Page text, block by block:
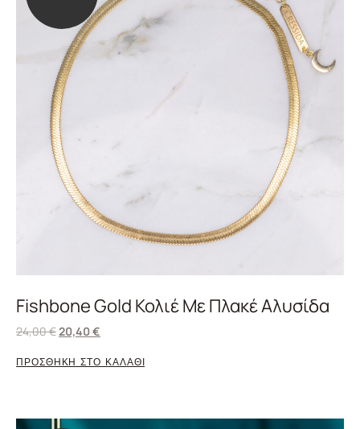
Fishbone Gold Κολιέ Με Πλακέ Αλυσίδα
24,00€20,40€
ΠΡΟΣΘΗΚΗ ΣΤΟ ΚΑΛΑΘΙ